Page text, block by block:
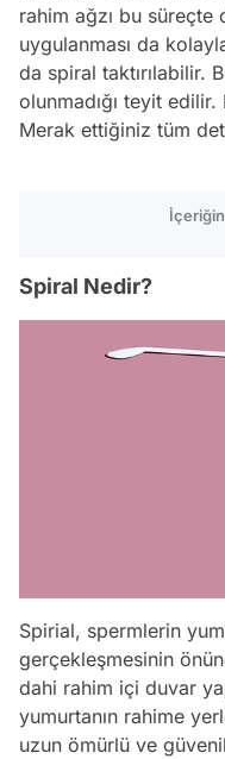
rahim ağzı bu
uygulanması da
da spiral taktırılabilir.
olunmadığı teyit
Merak ettiğiniz tüm
İçeriğin
Spiral Nedir?
Spirial, spermlerin
gerçekleşmesinin
dahi rahim içi duvar
yumurtanın rahime
uzun ömürlü ve